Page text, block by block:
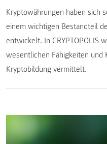
Kryptowährungen haben sich
einem wichtigen Bestandteil
entwickelt. In CRYPTOPOLIS
wesentlichen Fähigkeiten und
Kryptobildung vermittelt.